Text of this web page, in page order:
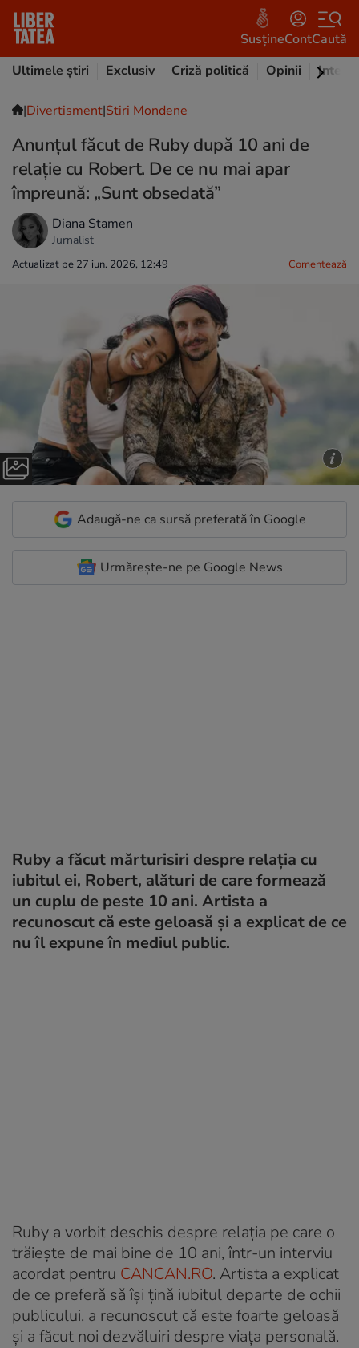
SusțineContCaută
Ultimele știri
Exclusiv Criză politică Opinii
|Divertisment|Stiri Mondene
Anunțul făcut de Ruby după 10 ani de
relație cu Robert. De ce nu mai apar
împreună: „Sunt obsedată”
Diana Stamen
Jurnalist
Actualizat pe 27 iun. 2026, 12:49 Comentează
Adaugă-ne ca sursă preferată în Google
Urmărește-ne pe Google News
Ruby a făcut mărturisiri despre relația cu
iubitul ei, Robert, alături de care formează
un cuplu de peste 10 ani. Artista a
recunoscut că este geloasă și a explicat de ce
nu îl expune în mediul public.
Ruby a vorbit deschis despre relația pe care o
trăiește de mai bine de 10 ani, într-un interviu
acordat pentru CANCAN.RO. Artista a explicat
de ce preferă să își țină iubitul departe de ochii
publicului, a recunoscut că este foarte geloasă
și a făcut noi dezvăluiri despre viața personală.